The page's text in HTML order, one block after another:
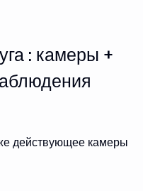
: камеры +
действующее камеры